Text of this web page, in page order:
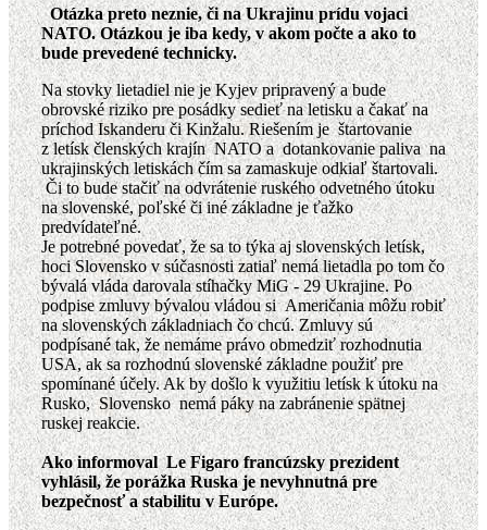
Otázka preto neznie, či na Ukrajinu prídu vojaci
NATO. Otázkou je iba kedy, v akom počte a ako to
bude prevedené technicky.
Na stovky lietadiel nie je Kyjev pripravený a bude
obrovské riziko pre posádky sedieť na letisku a čakať na
príchod Iskanderu či Kinžalu. Riešením je štartovanie
z letísk členských krajín NATO a dotankovanie paliva na
ukrajinských letiskách čím sa zamaskuje odkiaľ štartovali.
Či to bude stačiť na odvrátenie ruského odvetného útoku
na slovenské, poľské či iné základne je ťažko
predvídateľné.
Je potrebné povedať, že sa to týka aj slovenských letísk,
hoci Slovensko v súčasnosti zatiaľ nemá lietadla po tom čo
bývalá vláda darovala stíhačky MiG - 29 Ukrajine. Po
podpise zmluvy bývalou vládou si Američania môžu robiť
na slovenských základniach čo chcú. Zmluvy sú
podpísané tak, že nemáme právo obmedziť rozhodnutia
USA, ak sa rozhodnú slovenské základne použiť pre
spomínané účely. Ak by došlo k využitiu letísk k útoku na
Rusko, Slovensko nemá páky na zabránenie spätnej
ruskej reakcie.
Ako informoval Le Figaro francúzsky prezident
vyhlásil, že porážka Ruska je nevyhnutná pre
bezpečnosť a stabilitu v Európe.